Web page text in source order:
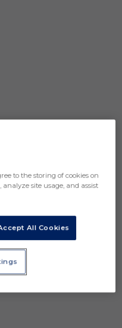
to the storing of cookies on
site usage, and assist
All Cookies